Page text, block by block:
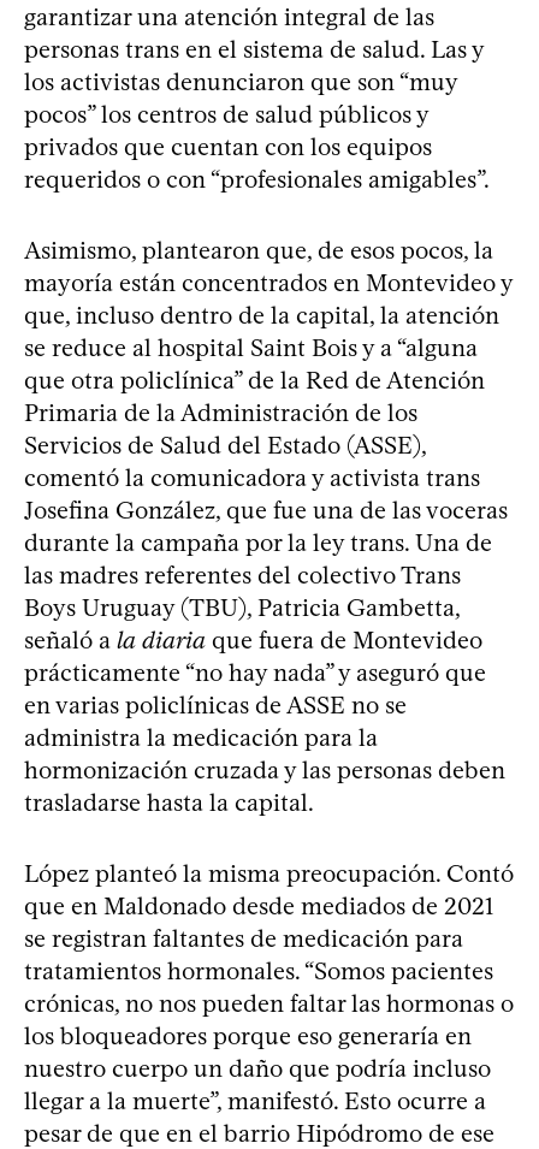
garantizar una atención integral de las
personas trans en el sistema de salud. Las y
los activistas denunciaron que son “muy
pocos” los centros de salud públicos y
privados que cuentan con los equipos
requeridos o con “profesionales amigables”.
Asimismo, plantearon que, de esos pocos, la
mayoría están concentrados en Montevideo y
que, incluso dentro de la capital, la atención
se reduce al hospital Saint Bois y a “alguna
que otra policlínica” de la Red de Atención
Primaria de la Administración de los
Servicios de Salud del Estado (ASSE),
comentó la comunicadora y activista trans
Josefina González, que fue una de las voceras
durante la campaña por la ley trans. Una de
las madres referentes del colectivo Trans
Boys Uruguay (TBU), Patricia Gambetta,
señaló a la diaria que fuera de Montevideo
prácticamente “no hay nada” y aseguró que
en varias policlínicas de ASSE no se
administra la medicación para la
hormonización cruzada y las personas deben
trasladarse hasta la capital.
López planteó la misma preocupación. Contó
que en Maldonado desde mediados de 2021
se registran faltantes de medicación para
tratamientos hormonales. “Somos pacientes
crónicas, no nos pueden faltar las hormonas o
los bloqueadores porque eso generaría en
nuestro cuerpo un daño que podría incluso
llegar a la muerte”, manifestó. Esto ocurre a
pesar de que en el barrio Hipódromo de ese